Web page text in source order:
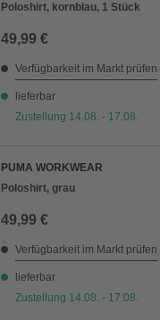
Poloshirt, kornblau, 1 Stück
49,99 €
Verfügbarkeit im Markt prüfen
lieferbar
Zustellung 14.08. - 17.08.
PUMA WORKWEAR
Poloshirt, grau
49,99 €
Verfügbarkeit im Markt prüfen
lieferbar
Zustellung 14.08. - 17.08.